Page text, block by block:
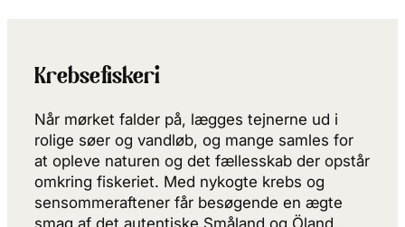
Krebsefiskeri
Når mørket falder på, lægges tejnerne ud i
rolige søer og vandløb, og mange samles for
at opleve naturen og det fællesskab der opstår
omkring fiskeriet. Med nykogte krebs og
sensommeraftener får besøgende en ægte
smag af det autentiske Småland og Öland.